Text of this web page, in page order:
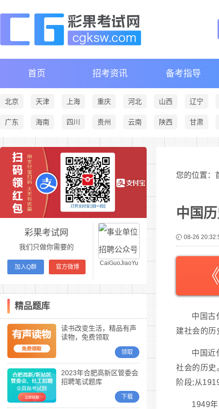
首页 招考资讯 备考指导
北京 天津 上海 重庆 河北 山西 辽宁
广东 海南 四川 贵州 云南 陕西 甘肃
彩果考试网
我们只做你需要的
加入Q群 官方微博
CaiGuoJiaoYu
精品题库
读书改变生活，精品有声
读物，免费领取
领取
2023年合肥高新区管委会
招聘笔试题库
下载
您的位置：
中国
08-26
中国古
建社会的历
中国近
社会的历史
阶段;从
1949